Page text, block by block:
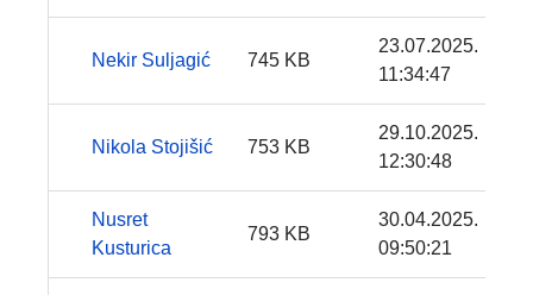
Nekir Suljagić 745 KB
23.07.2025.
11:34:47
Nikola Stojišić 753 KB
29.10.2025.
12:30:48
Nusret
Kusturica
793 KB
30.04.2025.
09:50:21